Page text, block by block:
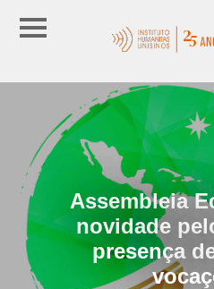
Assembleia
novidade
presença